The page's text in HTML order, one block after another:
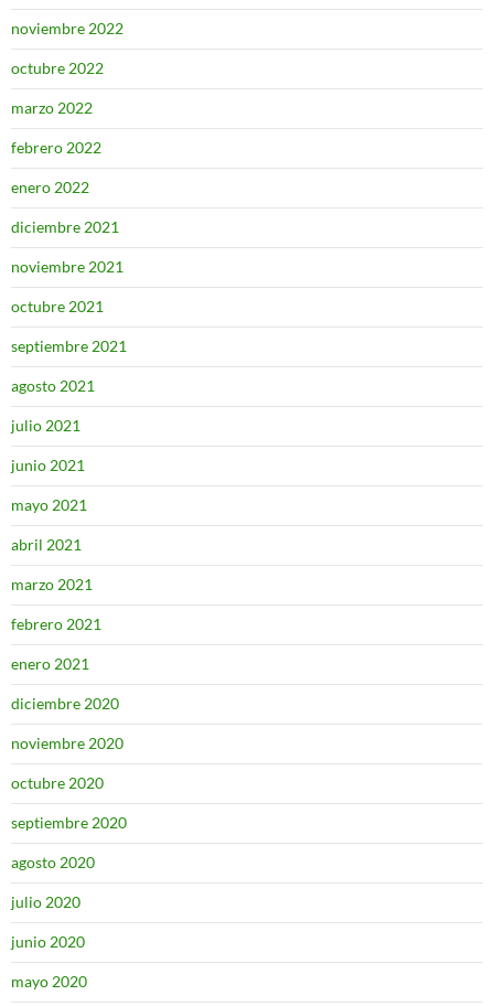
noviembre 2022
octubre 2022
marzo 2022
febrero 2022
enero 2022
diciembre 2021
noviembre 2021
octubre 2021
septiembre 2021
agosto 2021
julio 2021
junio 2021
mayo 2021
abril 2021
marzo 2021
febrero 2021
enero 2021
diciembre 2020
noviembre 2020
octubre 2020
septiembre 2020
agosto 2020
julio 2020
junio 2020
mayo 2020